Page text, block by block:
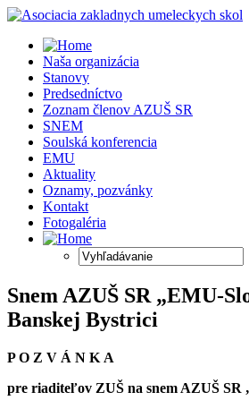
Naša organizácia
Stanovy
Predsedníctvo
Zoznam členov AZUŠ SR
SNEM
Soulská konferencia
EMU
Aktuality
Oznamy, pozvánky
Kontakt
Fotogaléria
Snem AZUŠ SR „EMU-
Banskej Bystrici
P O Z V Á N K A
pre riaditeľov ZUŠ na snem AZUŠ SR